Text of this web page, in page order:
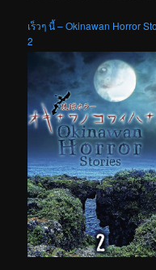
เร็วๆ นี้ – Okinawan Horror
2